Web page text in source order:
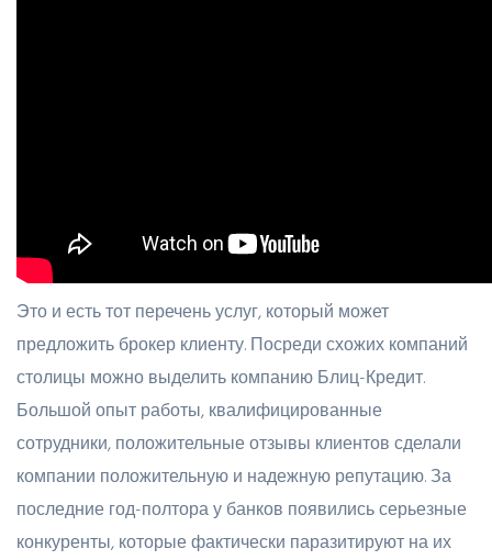
Это и есть тот перечень услуг, который может
предложить брокер клиенту. Посреди схожих компаний
столицы можно выделить компанию Блиц-Кредит.
Большой опыт работы, квалифицированные
сотрудники, положительные отзывы клиентов сделали
компании положительную и надежную репутацию. За
последние год-полтора у банков появились серьезные
конкуренты, которые фактически паразитируют на их